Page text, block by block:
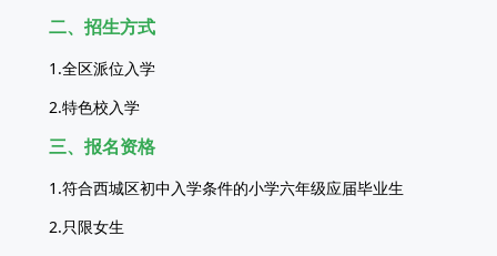
二、招生方式
1.全区派位入学
2.特色校入学
三、报名资格
1.符合西城区初中入学条件的小学六年级应届毕业生
2.只限女生